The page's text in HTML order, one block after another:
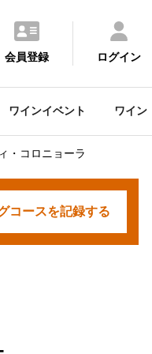
会員登録 ログイン
ワインイベント ワイン
・コロニョーラ
コースを記録する